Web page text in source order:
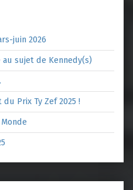
juin 2026
sujet de Kennedy(s)
Prix Ty Zef 2025 !